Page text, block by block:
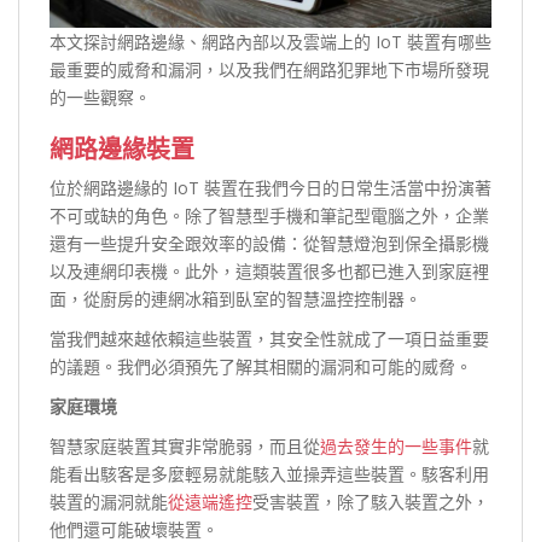
本文探討網路邊緣、網路內部以及雲端上的 IoT 裝置有哪些
最重要的威脅和漏洞，以及我們在網路犯罪地下市場所發現
的一些觀察。
網路邊緣裝置
位於網路邊緣的 IoT 裝置在我們今日的日常生活當中扮演著
不可或缺的角色。除了智慧型手機和筆記型電腦之外，企業
還有一些提升安全跟效率的設備：從智慧燈泡到保全攝影機
以及連網印表機。此外，這類裝置很多也都已進入到家庭裡
面，從廚房的連網冰箱到臥室的智慧溫控控制器。
當我們越來越依賴這些裝置，其安全性就成了一項日益重要
的議題。我們必須預先了解其相關的漏洞和可能的威脅。
家庭環境
智慧家庭裝置其實非常脆弱，而且從過去發生的一些事件就
能看出駭客是多麼輕易就能駭入並操弄這些裝置。駭客利用
裝置的漏洞就能從遠端遙控受害裝置，除了駭入裝置之外，
他們還可能破壞裝置。